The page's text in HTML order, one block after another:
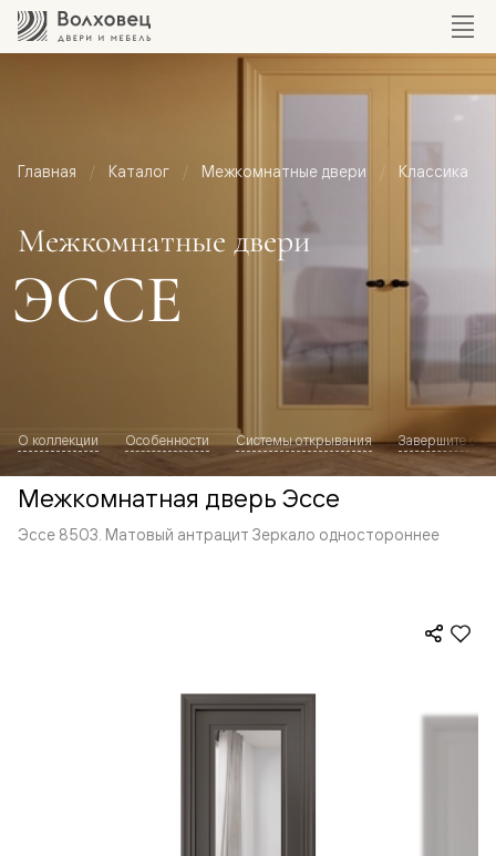
Главная Каталог Межкомнатные двери Классика
Межкомнатные двери
ЭССЕ
О коллекции Особенности Системы открывания Завершите
Межкомнатная дверь Эссе
Эссе 8503. Матовый антрацит Зеркало одностороннее